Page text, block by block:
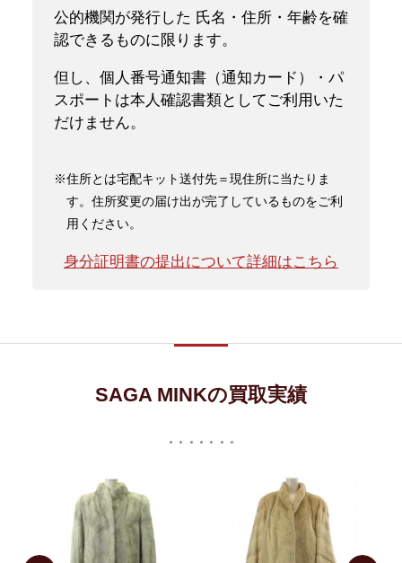
公的機関が発行した 氏名・住所・年齢を確
認できるものに限ります。
但し、個人番号通知書（通知カード）・パ
スポートは本人確認書類としてご利用いた
だけません。
※住所とは宅配キット送付先＝現住所に当たりま
す。住所変更の届け出が完了しているものをご利
用ください。
身分証明書の提出について詳細はこちら
SAGA MINKの買取実績